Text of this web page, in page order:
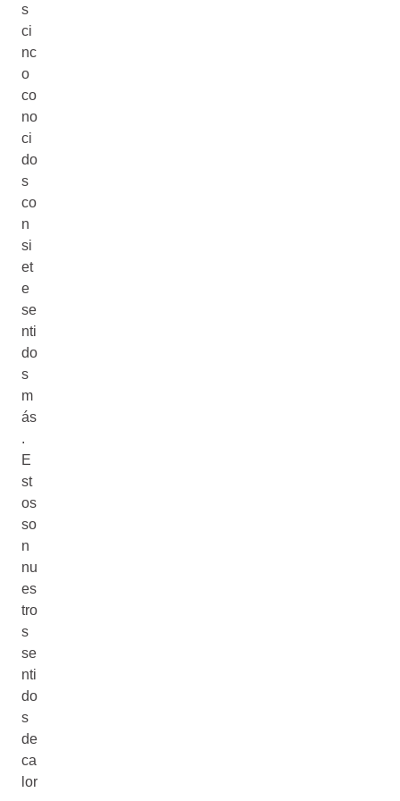
s
ci
nc
o
co
no
ci
do
s
co
n
si
et
e
se
nti
do
s
m
ás
.
E
st
os
so
n
nu
es
tro
s
se
nti
do
s
de
ca
lor